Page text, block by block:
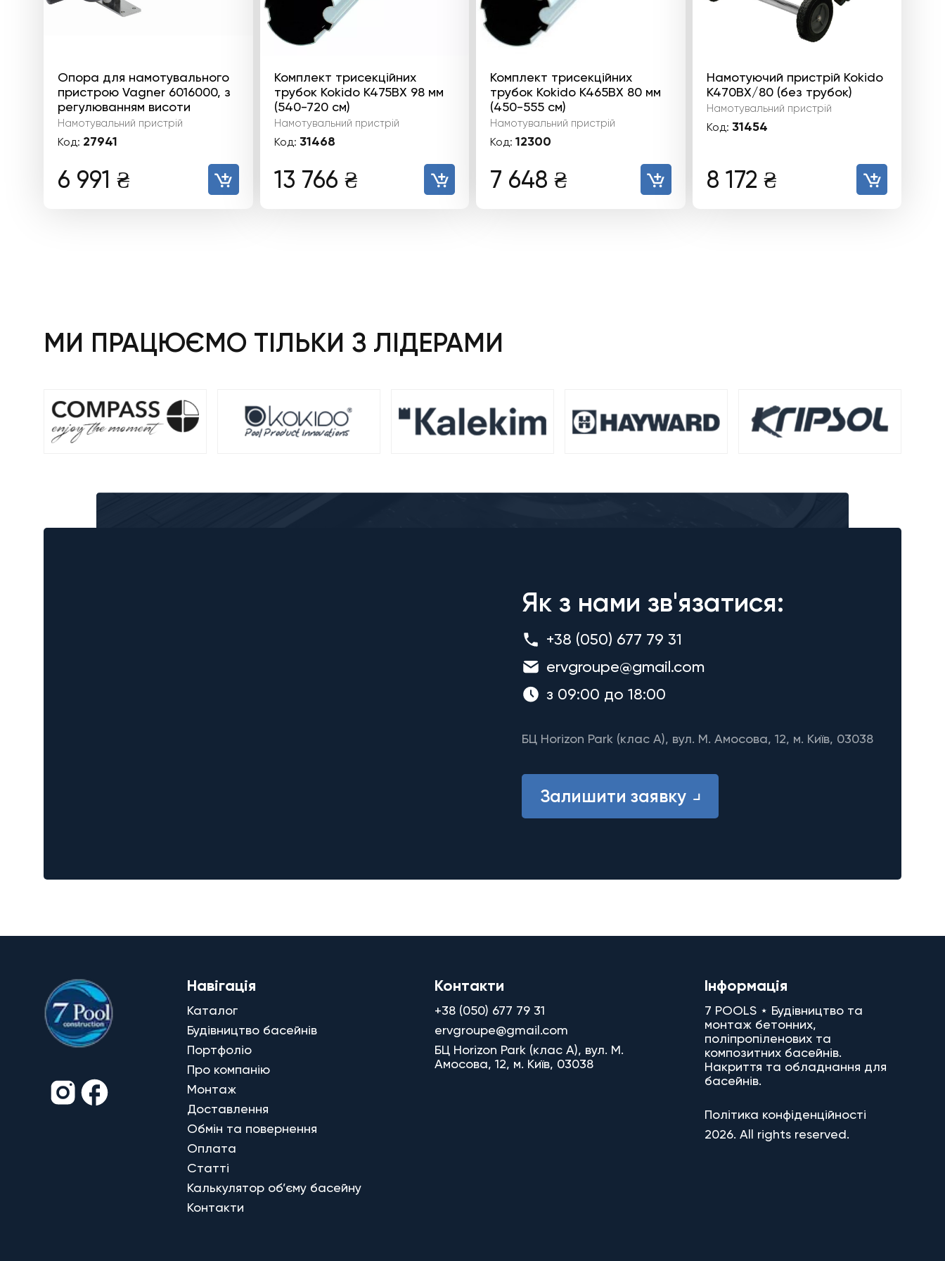
Опора для намотувального
пристрою Vagner 6016000, з
регулюванням висоти
Намотувальний пристрій
Код: 27941
6 991 ₴
Комплект трисекційних
трубок Kokido K475BX 98 мм
(540-720 см)
Намотувальний пристрій
Код: 31468
13 766 ₴
Комплект трисекційних
трубок Kokido K465BX 80 мм
(450-555 см)
Намотувальний пристрій
Код: 12300
7 648 ₴
Намотуючий пристрій Kokido
K470BX/80 (без трубок)
Намотувальний пристрій
Код: 31454
8 172 ₴
МИ ПРАЦЮЄМО ТІЛЬКИ З ЛІДЕРАМИ
Як з нами зв'язатися:
+38 (050) 677 79 31
ervgroupe@gmail.com
з 09:00 до 18:00
БЦ Horizon Park (клас A), вул. М. Амосова, 12, м. Київ, 03038
Залишити заявку
Навігація
Каталог
Будівництво басейнів
Портфоліо
Про компанію
Монтаж
Доставлення
Обмін та повернення
Оплата
Статті
Калькулятор об’єму басейну
Контакти
Контакти
+38 (050) 677 79 31
ervgroupe@gmail.com
БЦ Horizon Park (клас A), вул. М.
Амосова, 12, м. Київ, 03038
Інформація
7 POOLS ⋆ Будівництво та
монтаж бетонних,
поліпропіленових та
композитних басейнів.
Накриття та обладнання для
басейнів.
Політика конфіденційності
2026. All rights reserved.